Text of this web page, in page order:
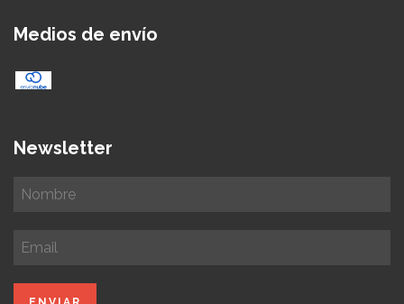
Medios de envío
Newsletter